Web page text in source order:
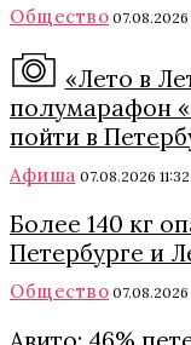
Общество 07.08.2026
«Лето в
полумарафон
пойти в
Афиша 07.08.2026 11:32
Более 140 кг
Петербурге и
Общество 07.08.2026